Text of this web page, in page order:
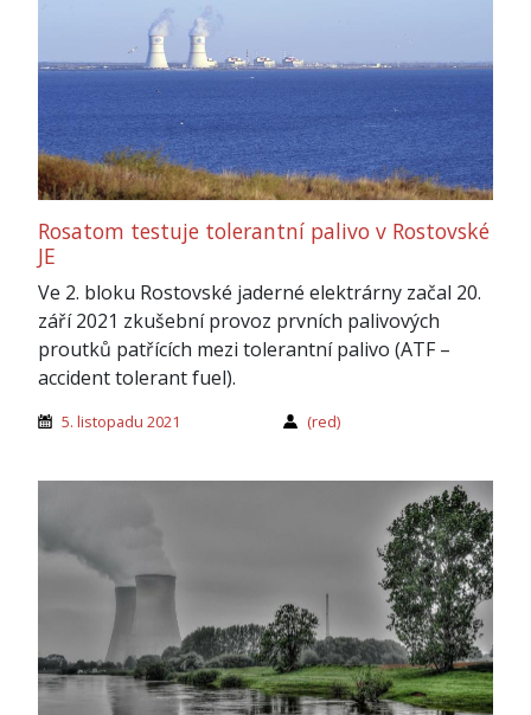
Rosatom testuje tolerantní palivo v Rostovské
JE
Ve 2. bloku Rostovské jaderné elektrárny začal 20.
září 2021 zkušební provoz prvních palivových
proutků patřících mezi tolerantní palivo (ATF –
accident tolerant fuel).
5. listopadu 2021 (red)